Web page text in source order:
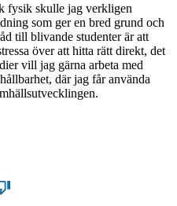
fysik skulle jag verkligen
som ger en bred grund och
till blivande studenter är att
över att hitta rätt direkt, det
vill jag gärna arbeta med
där jag får använda